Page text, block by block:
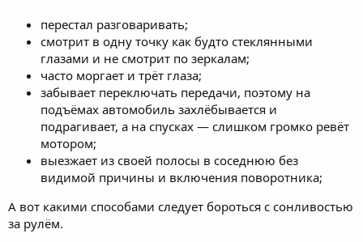
перестал разговаривать;
смотрит в одну точку как будто стеклянными
глазами и не смотрит по зеркалам;
часто моргает и трёт глаза;
забывает переключать передачи, поэтому на
подъёмах автомобиль захлёбывается и
подрагивает, а на спусках — слишком громко ревёт
мотором;
выезжает из своей полосы в соседнюю без
видимой причины и включения поворотника;
А вот какими способами следует бороться с сонливостью
за рулём.